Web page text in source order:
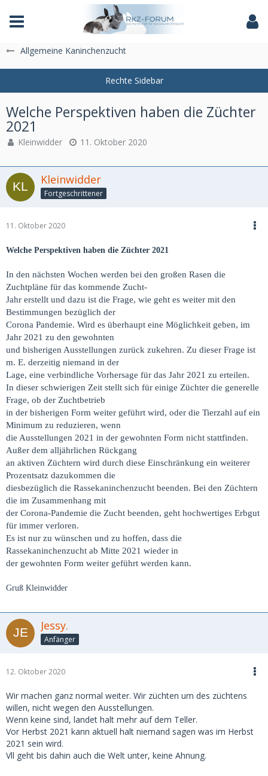
Das Fachforum der Rassekaninchenzucht
Allgemeine Kaninchenzucht
Welche Perspektiven haben die Züchter
2021​
Kleinwidder 11. Oktober 2020
Kleinwidder
Fortgeschrittener
11. Oktober 2020
Welche Perspektiven haben die Züchter 2021
In den nächsten Wochen werden bei den großen Rasen die
Zuchtpläne für das kommende Zucht-
Jahr erstellt und dazu ist die Frage, wie geht es weiter mit den
Bestimmungen bezüglich der
Corona Pandemie. Wird es überhaupt eine Möglichkeit geben, im
Jahr 2021 zu den gewohnten
und bisherigen Ausstellungen zurück zukehren. Zu dieser Frage ist
m. E. derzeitig niemand in der
Lage, eine verbindliche Vorhersage für das Jahr 2021 zu erteilen.
In dieser schwierigen Zeit stellt sich für einige Züchter die generelle
Frage, ob der Zuchtbetrieb
in der bisherigen Form weiter geführt wird, oder die Tierzahl auf ein
Minimum zu reduzieren, wenn
die Ausstellungen 2021 in der gewohnten Form nicht stattfinden.
Außer dem alljährlichen Rückgang
an aktiven Züchtern wird durch diese Einschränkung ein weiterer
Prozentsatz dazukommen die
diesbezüglich die Rassekaninchenzucht beenden. Bei den Züchtern
die im Zusammenhang mit
der Corona-Pandemie die Zucht beenden, geht hochwertiges Erbgut
für immer verloren.
Es ist nur zu wünschen und zu hoffen, dass die
Rassekaninchenzucht ab Mitte 2021 wieder in
der gewohnten Form weiter geführt werden kann.
Gruß Kleinwidder
Jessy.
Anfänger
12. Oktober 2020
Wir machen ganz normal weiter. Wir züchten um des züchtens
willen, nicht wegen den Ausstellungen.
Wenn keine sind, landet halt mehr auf dem Teller.
Vor Herbst 2021 kann aktuell halt niemand sagen was im Herbst
2021 sein wird.
Vll geht bis dahin auch die Welt unter, keine Ahnung.